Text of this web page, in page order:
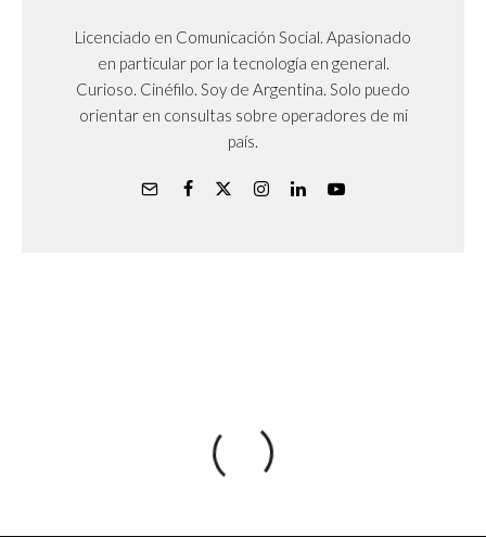
Licenciado en Comunicación Social. Apasionado
en particular por la tecnología en general.
Curioso. Cinéfilo. Soy de Argentina. Solo puedo
orientar en consultas sobre operadores de mi
país.